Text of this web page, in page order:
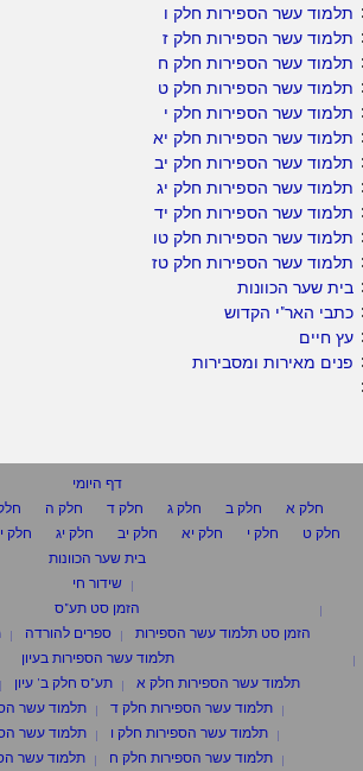
תלמוד עשר הספירות חלק ו
תלמוד עשר הספירות חלק ז
תלמוד עשר הספירות חלק ח
תלמוד עשר הספירות חלק ט
תלמוד עשר הספירות חלק י
תלמוד עשר הספירות חלק יא
תלמוד עשר הספירות חלק יב
תלמוד עשר הספירות חלק יג
תלמוד עשר הספירות חלק יד
תלמוד עשר הספירות חלק טו
תלמוד עשר הספירות חלק טז
בית שער הכוונות
כתבי האר"י הקדוש
עץ חיים
פנים מאירות ומסבירות
דף היומי
חלק א
חלק ב חלק ג חלק ד חלק ה
חלק ט
חלק י חלק יא חלק יב חלק יג חלק
בית שער הכוונות
שידור חי
הזמן סט תע"ס
הזמן סט תלמוד עשר הספירות
ספרים להורדה
תלמוד עשר הספירות בעיון
תלמוד עשר הספירות חלק א
תע"ס חלק ב' עיון
תלמוד עשר הספירות חלק ד
תלמוד עשר
תלמוד עשר הספירות חלק ו
תלמוד עשר
תלמוד עשר הספירות חלק ח
תלמוד עשר